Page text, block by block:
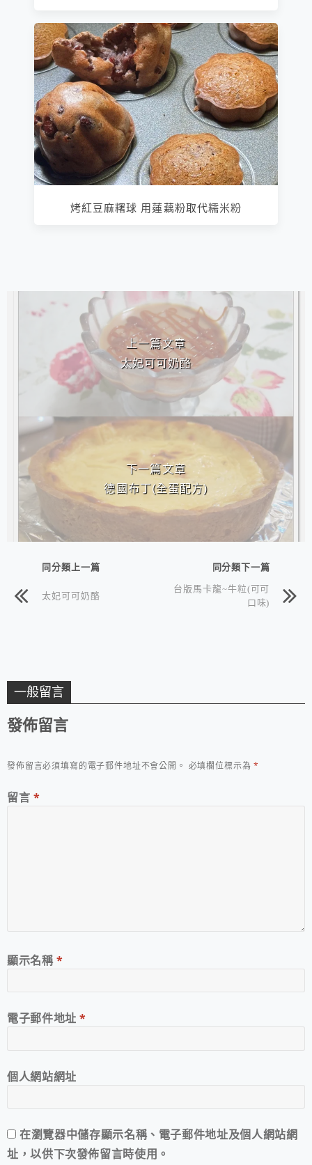
烤紅豆麻糬球 用蓮藕粉取代糯米粉
相連文章
上一篇文章
太妃可可奶酪
下一篇文章
德國布丁(全蛋配方)
同分類上一篇
太妃可可奶酪
同分類下一篇
台版馬卡龍~牛粒(可可
口味)
一般留言
發佈留言
發佈留言必須填寫的電子郵件地址不會公開。 必填欄位標示為*
留言 *
顯示名稱*
電子郵件地址*
個人網站網址
在瀏覽器中儲存顯示名稱、電子郵件地址及個人網站網
址，以供下次發佈留言時使用。